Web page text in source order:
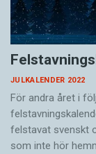
JULKALENDER 2022
För andra året i
felstavat svenskt
som inte hör